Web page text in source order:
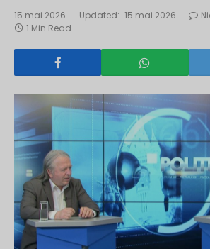
15 mai 2026 Updated: 15 mai 2026
1 Min Read